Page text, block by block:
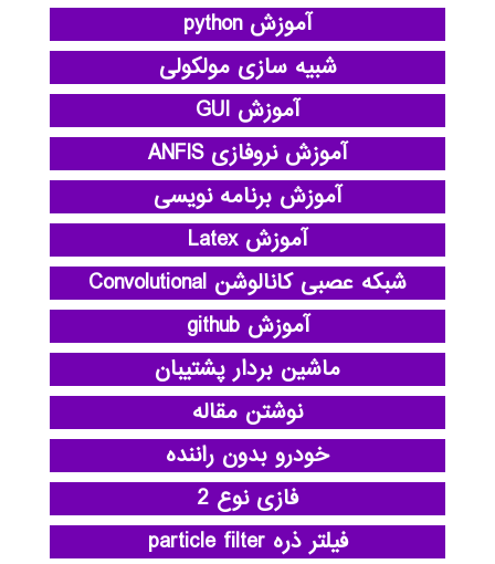
آموزش python
شبیه سازی مولکولی
آموزش GUI
آموزش نروفازی ANFIS
آموزش برنامه نویسی
آموزش Latex
شبکه عصبی کانالوشن Convolutional
آموزش github
ماشین بردار پشتیبان
نوشتن مقاله
خودرو بدون راننده
فازی نوع 2
فیلتر ذره particle filter